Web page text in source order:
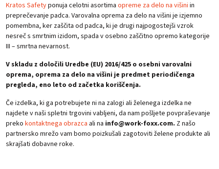
Kratos Safetyponuja celotni asortima opreme za delo na višini in
preprečevanje padca. Varovalna oprema za delo na višini je izjemno
pomembna, ker zaščita od padca, ki je drugi najpogostejši vzrok
nesreč s smrtnim izidom, spada v osebno zaščitno opremo kategorije
III – smrtna nevarnost.
V skladu z določili Uredbe (EU) 2016/425 o osebni varovalni
oprema, oprema za delo na višini je predmet periodičenga
pregleda, eno leto od začetka koriščenja.
Če izdelka, ki ga potrebujete ni na zalogi ali želenega izdelka ne
najdete v naši spletni trgovini vabljeni, da nam pošljete povpraševanje
preko kontaktnega obrazca ali na info@work-foxx.com. Z našo
partnersko mrežo vam bomo poizkušali zagotoviti želene produkte ali
skrajšati dobavne roke.